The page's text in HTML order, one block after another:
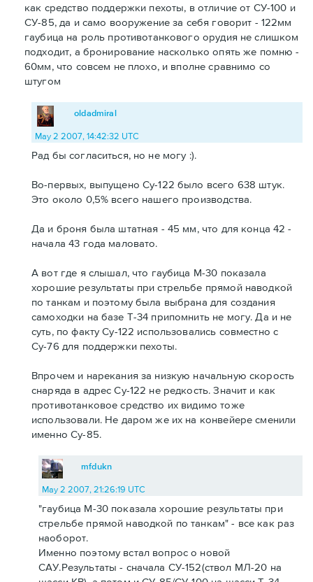
как средство поддержки пехоты, в отличие от СУ-100 и
СУ-85, да и само вооружение за себя говорит - 122мм
гаубица на роль противотанкового орудия не слишком
подходит, а бронирование насколько опять же помню -
60мм, что совсем не плохо, и вполне сравнимо со
штугом
oldadmiral
May 2 2007, 14:42:32 UTC
Рад бы согласиться, но не могу :).
Во-первых, выпущено Су-122 было всего 638 штук.
Это около 0,5% всего нашего производства.
Да и броня была штатная - 45 мм, что для конца 42 -
начала 43 года маловато.
А вот где я слышал, что гаубица М-30 показала
хорошие результаты при стрельбе прямой наводкой
по танкам и поэтому была выбрана для создания
самоходки на базе Т-34 припомнить не могу. Да и не
суть, по факту Су-122 использовались совместно с
Су-76 для поддержки пехоты.
Впрочем и нарекания за низкую начальную скорость
снаряда в адрес Су-122 не редкость. Значит и как
противотанковое средство их видимо тоже
использовали. Не даром же их на конвейере сменили
именно Су-85.
mfdukn
May 2 2007, 21:26:19 UTC
"гаубица М-30 показала хорошие результаты при
стрельбе прямой наводкой по танкам" - все как раз
наоборот.
Именно поэтому встал вопрос о новой
САУ.Результаты - сначала СУ-152(ствол МЛ-20 на